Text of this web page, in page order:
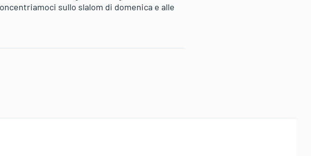
sullo slalom di domenica e alle